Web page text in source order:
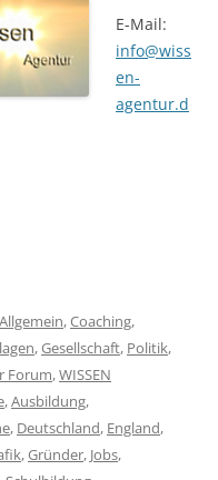
E-Mail:
info@wiss
en-
agentur.d
Allgemein,Coaching,
,Gesellschaft, Politik,
Forum,WISSEN
,Ausbildung,
, Deutschland, England,
,Gründer, Jobs,